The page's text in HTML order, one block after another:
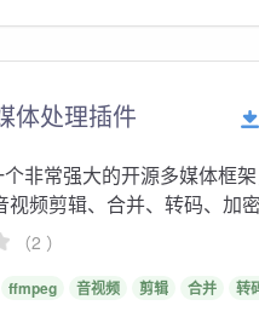
体处理插件
个非常强大的开源多媒体框
视频剪辑、合并、转码、加
（2 ）
ffmpeg 音视频 剪辑 合并 转